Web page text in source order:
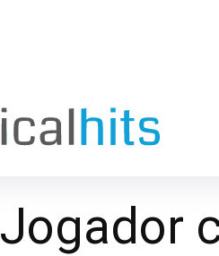
Jogador